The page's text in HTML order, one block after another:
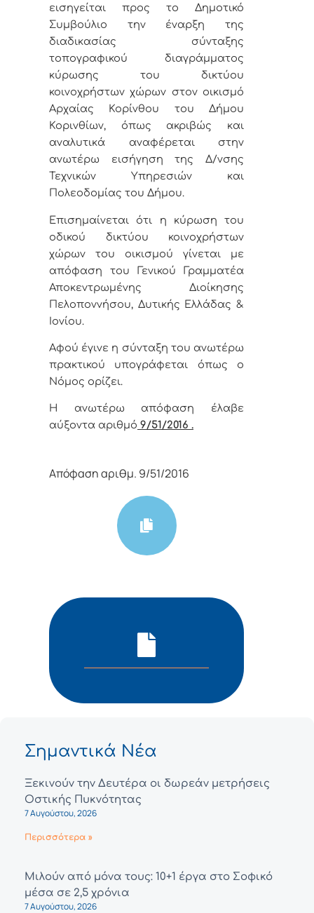
εισηγείται προς το Δημοτικό
Συμβούλιο την έναρξη της
διαδικασίας σύνταξης
τοπογραφικού διαγράμματος
κύρωσης του δικτύου
κοινοχρήστων χώρων στον οικισμό
Αρχαίας Κορίνθου του Δήμου
Κορινθίων, όπως ακριβώς και
αναλυτικά αναφέρεται στην
ανωτέρω εισήγηση της Δ/νσης
Τεχνικών Υπηρεσιών και
Πολεοδομίας του Δήμου.
Επισημαίνεται ότι η κύρωση του
οδικού δικτύου κοινοχρήστων
χώρων του οικισμού γίνεται με
απόφαση του Γενικού Γραμματέα
Αποκεντρωμένης Διοίκησης
Πελοποννήσου, Δυτικής Ελλάδας &
Ιονίου.
Αφού έγινε η σύνταξη του ανωτέρω
πρακτικού υπογράφεται όπως ο
Νόμος ορίζει.
Η ανωτέρω απόφαση έλαβε
αύξοντα αριθμό 9/51/2016 .
Απόφαση αριθμ. 9/51/2016
Σημαντικά Νέα
Ξεκινούν την Δευτέρα οι δωρεάν μετρήσεις
Οστικής Πυκνότητας
7 Αυγούστου, 2026
Περισσότερα »
Μιλούν από μόνα τους: 10+1 έργα στο Σοφικό
μέσα σε 2,5 χρόνια
7 Αυγούστου, 2026